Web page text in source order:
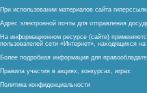
При использовании материалов сайта
Адрес электронной почты для отправления
На информационном ресурсе (сайте)
пользователей сети «Интернет», находящихся
Более подробная информация для
Правила участия в акциях, конкурсах, играх
Политика конфиденциальности